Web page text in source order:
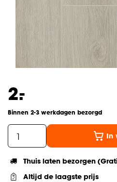
2.
-
Binnen 2-3 werkdagen bezorgd
In
Thuis laten bezorgen
Altijd de laagste prijs